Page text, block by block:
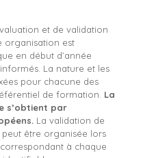
et de validation
organisation est
en début d’année
La nature et les
pour chacune des
de formation. La
s’obtient par
La validation de
peut être organisée lors
à chaque